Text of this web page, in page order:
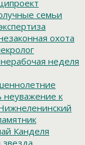
семьи
охота
нерабочая неделя
неуважение к
Канделя